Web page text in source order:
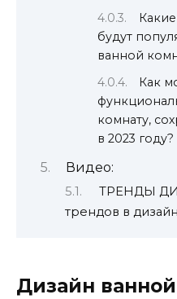
будут
ванной
Как
комнату,
в 2023 году?
Видео:
ТРЕНДЫ
трендов в
Дизайн